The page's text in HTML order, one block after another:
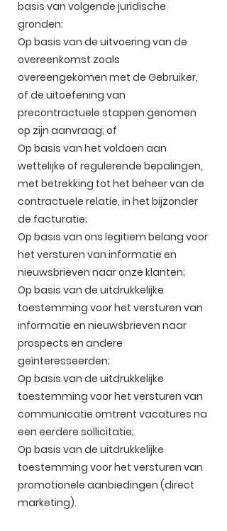
basis van volgende juridische
gronden:
Op basis van de uitvoering van de
overeenkomst zoals
overeengekomen met de Gebruiker,
of de uitoefening van
precontractuele stappen genomen
op zijn aanvraag; of
Op basis van het voldoen aan
wettelijke of regulerende bepalingen,
met betrekking tot het beheer van de
contractuele relatie, in het bijzonder
de facturatie;
Op basis van ons legitiem belang voor
het versturen van informatie en
nieuwsbrieven naar onze klanten;
Op basis van de uitdrukkelijke
toestemming voor het versturen van
informatie en nieuwsbrieven naar
prospects en andere
geïnteresseerden;
Op basis van de uitdrukkelijke
toestemming voor het versturen van
communicatie omtrent vacatures na
een eerdere sollicitatie;
Op basis van de uitdrukkelijke
toestemming voor het versturen van
promotionele aanbiedingen (direct
marketing).